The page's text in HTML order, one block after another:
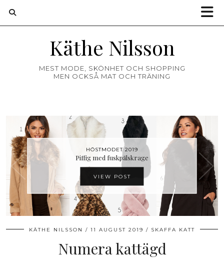
Käthe Nilsson
MEST MODE, SKÖNHET OCH SHOPPING
MEN OCKSÅ MAT OCH TRÄNING
HÖSTMODET 2019
Piffig med fuskpälskrage
VIEW POST
HÖSTMODET 2019
Min kära gamla jacka från Barbour
VIEW POST
KÄTHE NILSSON 11 AUGUST 2019 SKAFFA KATT
Numera kattägd